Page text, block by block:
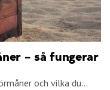
– så fungerar
och vilka du...